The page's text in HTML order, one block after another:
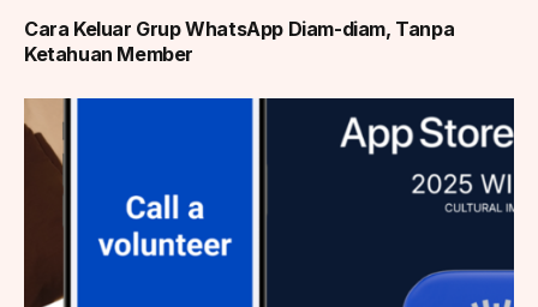
Cara Keluar Grup WhatsApp Diam-diam, Tanpa
Ketahuan Member